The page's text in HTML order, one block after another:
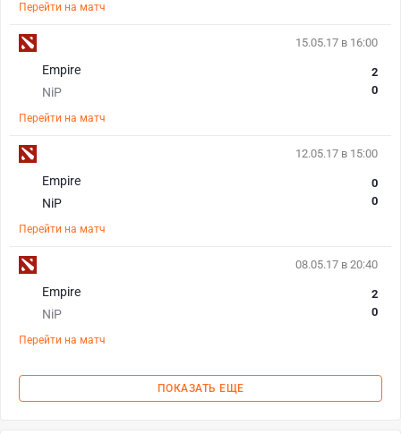
Перейти на матч
15.05.17 в 16:00
Empire
NiP
2
0
Перейти на матч
12.05.17 в 15:00
Empire
NiP
0
0
Перейти на матч
08.05.17 в 20:40
Empire
NiP
2
0
Перейти на матч
ПОКАЗАТЬ ЕЩЕ